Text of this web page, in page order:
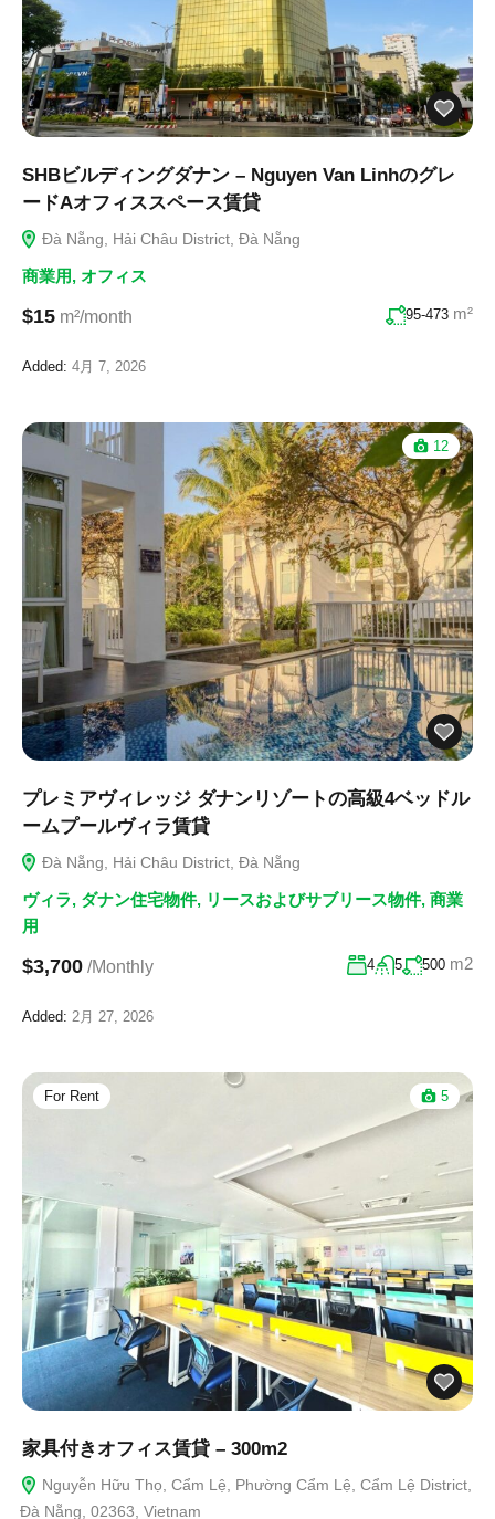
SHBビルディングダナン – Nguyen Van Linhのグレ
ードAオフィススペース賃貸
Đà Nẵng, Hải Châu District, Đà Nẵng
商業用, オフィス
$15 m²/month 95-473 m²
Added: 4月 7, 2026
12
プレミアヴィレッジ ダナンリゾートの高級4ベッドル
ームプールヴィラ賃貸
Đà Nẵng, Hải Châu District, Đà Nẵng
ヴィラ, ダナン住宅物件, リースおよびサブリース物件, 商業
用
$3,700 /Monthly 4 5 500 m2
Added: 2月 27, 2026
For Rent 5
家具付きオフィス賃貸 – 300m2
Nguyễn Hữu Thọ, Cẩm Lệ, Phường Cẩm Lệ, Cẩm Lệ District,
Đà Nẵng, 02363, Vietnam